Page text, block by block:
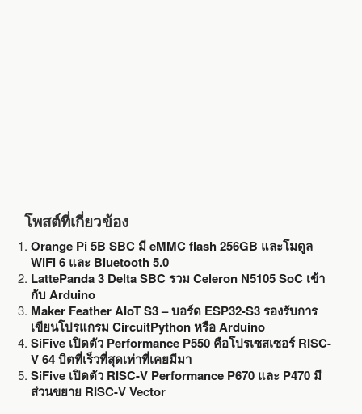
โพสต์ที่เกี่ยวข้อง
Orange Pi 5B SBC มี eMMC flash 256GB และโมดูล
WiFi 6 และ Bluetooth 5.0
LattePanda 3 Delta SBC รวม Celeron N5105 SoC เข้า
กับ Arduino
Maker Feather AIoT S3 – บอร์ด ESP32-S3 รองรับการ
เขียนโปรแกรม CircuitPython หรือ Arduino
SiFive เปิดตัว Performance P550 คือโปรเซสเซอร์ RISC-
V 64 บิตที่เร็วที่สุดเท่าที่เคยมีมา
SiFive เปิดตัว RISC-V Performance P670 และ P470 มี
ส่วนขยาย RISC-V Vector